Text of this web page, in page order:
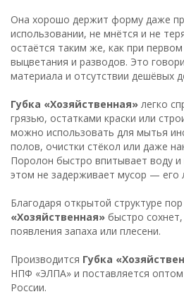
Она хорошо держит форму даже
использовании, не мнётся и не
остаётся таким же, как при
выцветания и разводов. Это
материала и отсутствии дешёвых
Губка «Хозяйственная» легко
грязью, остатками краски или
можно использовать для мытья
полов, очистки стёкол или даже
Поролон быстро впитывает воду
этом не задерживает мусор — его
Благодаря открытой структуре пор
«Хозяйственная» быстро
появления запаха или плесени.
Производится Губка
НПФ «ЭЛПА» и поставляется оптом
России.